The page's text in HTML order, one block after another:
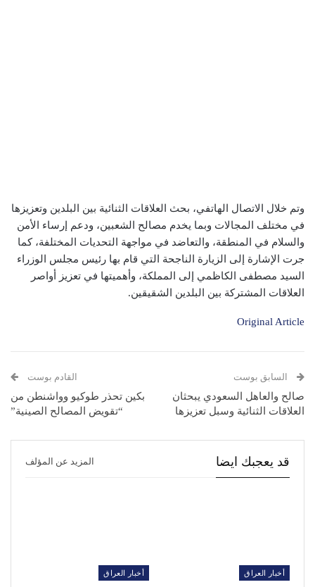
وتم خلال الاتصال الهاتفي، بحث العلاقات الثنائية بين البلدين وتعزيزها
في مختلف المجالات وبما يخدم مصالح الشعبين، ودعم إرساء الأمن
والسلام في المنطقة، والتعاضد في مواجهة التحديات المختلفة، كما
جرت الإشارة إلى الزيارة الناجحة التي قام بها رئيس مجلس الوزراء
السيد مصطفى الكاظمي إلى المملكة، وأهميتها في تعزيز أواصر
العلاقات المشتركة بين البلدين الشقيقين.
Original Article
السابق بوست
صالح والعاهل السعودي يبحثان
العلاقات الثنائية وسبل تعزيزها
القادم بوست
بكين تحذر طوكيو وواشنطن من
“تقويض المصالح الصينية”
قد يعجبك ايضا المزيد عن المؤلف
أخبار العراق أخبار العراق